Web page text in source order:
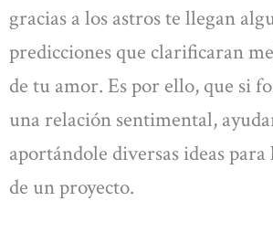
gracias a los astros te llegan
predicciones que clarificaran
de tu amor. Es por ello, que si
una relación sentimental,
aportándole diversas ideas
de un proyecto.